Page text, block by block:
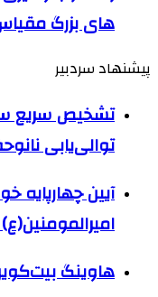
های بزرگ
پیشنهاد سردبیر
تشخیص سریع
توالی‌یابی
آیین چهارپایه
هاوینگ